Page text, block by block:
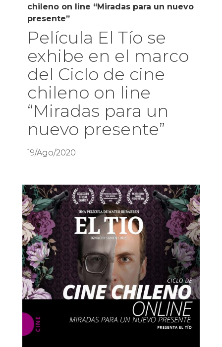
chileno on line “Miradas para un nuevo
presente”
Película El Tío se
exhibe en el marco
del Ciclo de cine
chileno on line
“Miradas para un
nuevo presente”
19/Ago/2020